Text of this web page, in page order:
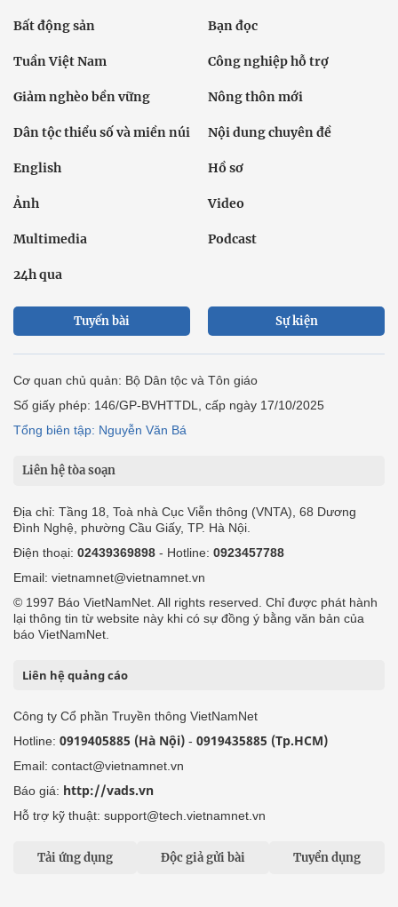
Bất động sản Bạn đọc
Tuần Việt Nam Công nghiệp hỗ trợ
Giảm nghèo bền vững Nông thôn mới
Dân tộc thiểu số và miền núi Nội dung chuyên đề
English Hồ sơ
Ảnh Video
Multimedia Podcast
24h qua
Tuyến bài Sự kiện
Cơ quan chủ quản: Bộ Dân tộc và Tôn giáo
Số giấy phép: 146/GP-BVHTTDL, cấp ngày 17/10/2025
Tổng biên tập: Nguyễn Văn Bá
Liên hệ tòa soạn
Địa chỉ: Tầng 18, Toà nhà Cục Viễn thông (VNTA), 68 Dương
Đình Nghệ, phường Cầu Giấy, TP. Hà Nội.
Điện thoại: 02439369898 - Hotline: 0923457788
Email: vietnamnet@vietnamnet.vn
© 1997 Báo VietNamNet. All rights reserved. Chỉ được phát hành
lại thông tin từ website này khi có sự đồng ý bằng văn bản của
báo VietNamNet.
Liên hệ quảng cáo
Công ty Cổ phần Truyền thông VietNamNet
Hotline: 0919405885 (Hà Nội) - 0919435885 (Tp.HCM)
Email: contact@vietnamnet.vn
Báo giá: http://vads.vn
Hỗ trợ kỹ thuật: support@tech.vietnamnet.vn
Tải ứng dụng Độc giả gửi bài Tuyển dụng